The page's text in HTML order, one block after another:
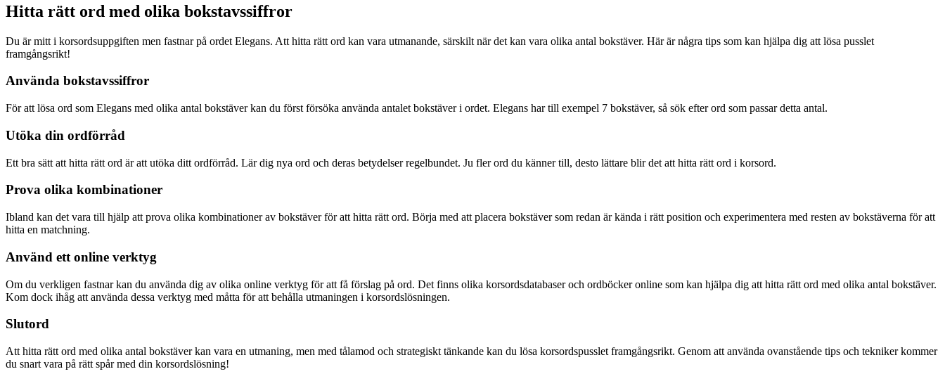
Hitta rätt ord med olika bokstavssiffror
Du är mitt i korsordsuppgiften men fastnar på ordet Elegans. Att hitta rätt ord kan vara utmanande, särskilt när det kan vara olika antal bokstäver. Här är några tips som kan hjälpa dig att lösa pusslet
framgångsrikt!
Använda bokstavssiffror
För att lösa ord som Elegans med olika antal bokstäver kan du först försöka använda antalet bokstäver i ordet. Elegans har till exempel 7 bokstäver, så sök efter ord som passar detta antal.
Utöka din ordförråd
Ett bra sätt att hitta rätt ord är att utöka ditt ordförråd. Lär dig nya ord och deras betydelser regelbundet. Ju fler ord du känner till, desto lättare blir det att hitta rätt ord i korsord.
Prova olika kombinationer
Ibland kan det vara till hjälp att prova olika kombinationer av bokstäver för att hitta rätt ord. Börja med att placera bokstäver som redan är kända i rätt position och experimentera med resten av bokstäverna för att
hitta en matchning.
Använd ett online verktyg
Om du verkligen fastnar kan du använda dig av olika online verktyg för att få förslag på ord. Det finns olika korsordsdatabaser och ordböcker online som kan hjälpa dig att hitta rätt ord med olika antal bokstäver.
Kom dock ihåg att använda dessa verktyg med måtta för att behålla utmaningen i korsordslösningen.
Slutord
Att hitta rätt ord med olika antal bokstäver kan vara en utmaning, men med tålamod och strategiskt tänkande kan du lösa korsordspusslet framgångsrikt. Genom att använda ovanstående tips och tekniker kommer
du snart vara på rätt spår med din korsordslösning!